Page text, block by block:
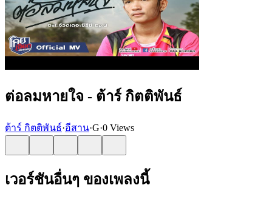
ต่อลมหายใจ - ต้าร์ กิตติพันธ์
ต้าร์ กิตติพันธ์·อีสาน·G·0 Views
เวอร์ชันอื่นๆ ของเพลงนี้